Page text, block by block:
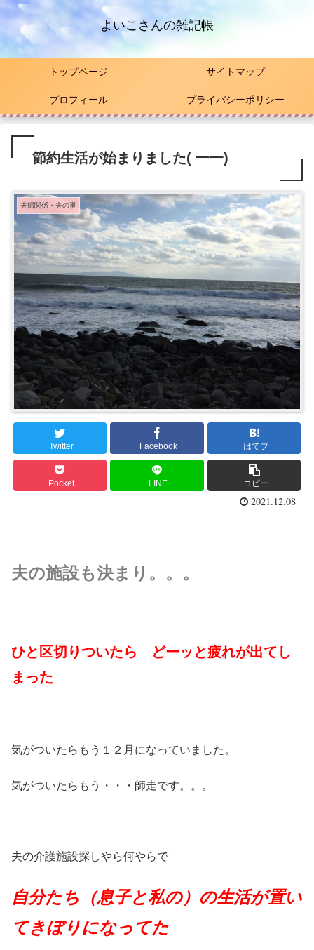
よいこさんの雑記帳
トップページ サイトマップ
プロフィール プライバシーポリシー
節約生活が始まりました( 一一)
夫婦関係・夫の事
Twitter Facebook はてブ
Pocket LINE コピー
2021.12.08
夫の施設も決まり。。。
ひと区切りついたら どーッと疲れが出てし
まった
気がついたらもう１２月になっていました。
気がついたらもう・・・師走です。。。
夫の介護施設探しやら何やらで
自分たち（息子と私の）の生活が置い
てきぼりになってた